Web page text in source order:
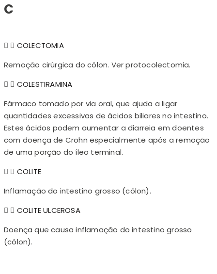
C
COLECTOMIA
Remoção cirúrgica do cólon. Ver protocolectomia.
COLESTIRAMINA
Fármaco tomado por via oral, que ajuda a ligar
quantidades excessivas de ácidos biliares no intestino.
Estes ácidos podem aumentar a diarreia em doentes
com doença de Crohn especialmente após a remoção
de uma porção do íleo terminal.
COLITE
Inflamação do intestino grosso (cólon).
COLITE ULCEROSA
Doença que causa inflamação do intestino grosso
(cólon).